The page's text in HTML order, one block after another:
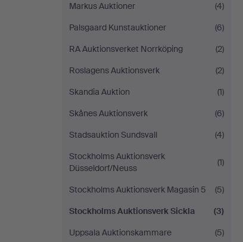
Markus Auktioner
(4)
Palsgaard Kunstauktioner
(6)
RA Auktionsverket Norrköping
(2)
Roslagens Auktionsverk
(2)
Skandia Auktion
(1)
Skånes Auktionsverk
(6)
Stadsauktion Sundsvall
(4)
Stockholms Auktionsverk
Düsseldorf/Neuss
(1)
Stockholms Auktionsverk Magasin 5
(5)
Stockholms Auktionsverk Sickla
(3)
Uppsala Auktionskammare
(5)